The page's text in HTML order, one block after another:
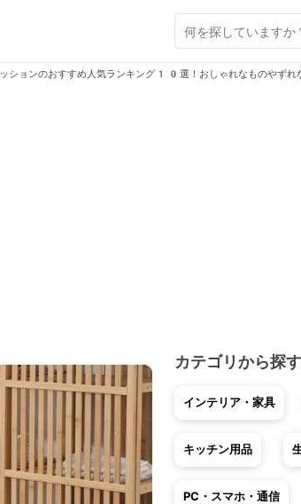
ッションのおすすめ人気ランキング10選！おしゃれなものやずれ
カテゴリから探す
インテリア・家具
キッチン用品
PC・スマホ・通信